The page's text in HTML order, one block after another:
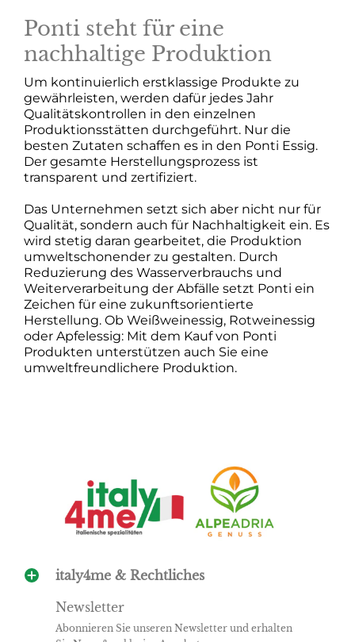
Ponti steht für eine
nachhaltige Produktion
Um kontinuierlich erstklassige Produkte zu
gewährleisten, werden dafür jedes Jahr
Qualitätskontrollen in den einzelnen
Produktionsstätten durchgeführt. Nur die
besten Zutaten schaffen es in den Ponti Essig.
Der gesamte Herstellungsprozess ist
transparent und zertifiziert.
Das Unternehmen setzt sich aber nicht nur für
Qualität, sondern auch für Nachhaltigkeit ein. Es
wird stetig daran gearbeitet, die Produktion
umweltschonender zu gestalten. Durch
Reduzierung des Wasserverbrauchs und
Weiterverarbeitung der Abfälle setzt Ponti ein
Zeichen für eine zukunftsorientierte
Herstellung. Ob Weißweinessig, Rotweinessig
oder Apfelessig: Mit dem Kauf von Ponti
Produkten unterstützen auch Sie eine
umweltfreundlichere Produktion.
italy4me & Rechtliches
Newsletter
Abonnieren Sie unseren Newsletter und erhalten